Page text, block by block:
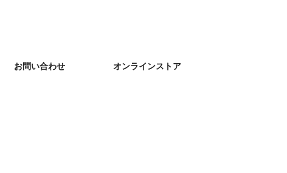
お問い合わせ オンラインストア